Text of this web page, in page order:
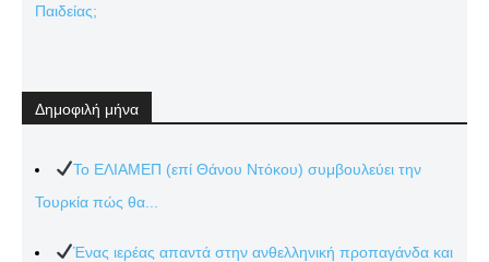
Παιδείας;
Δημοφιλή μήνα
Το ΕΛΙΑΜΕΠ (επί Θάνου Ντόκου) συμβουλεύει την
Τουρκία πώς θα...
Ένας ιερέας απαντά στην ανθελληνική προπαγάνδα και